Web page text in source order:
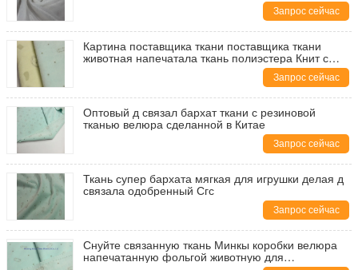
Запрос сейчас
Картина поставщика ткани поставщика ткани
животная напечатала ткань полиэстера Книт с
Запрос сейчас
Оптовый д связал бархат ткани с резиновой
тканью велюра сделанной в Китае
Запрос сейчас
Ткань супер бархата мягкая для игрушки делая д
связала одобренный Сгс
Запрос сейчас
Снуйте связанную ткань Минкы коробки велюра
напечатанную фольгой животную для